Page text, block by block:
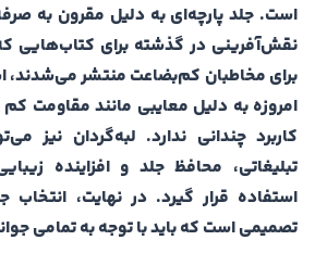
است. جلد پارچه‌ای به دلیل مقرون به
نقش‌آفرینی در گذشته برای کتاب‌هایی که
برای مخاطبان کم‌بضاعت منتشر
امروزه به دلیل معایبی مانند مقاومت
کاربرد چندانی ندارد. لبه‌گردان نیز
تبلیغاتی، محافظ جلد و افزاینده
استفاده قرار گیرد. در نهایت،
تصمیمی است که باید با توجه به تمامی